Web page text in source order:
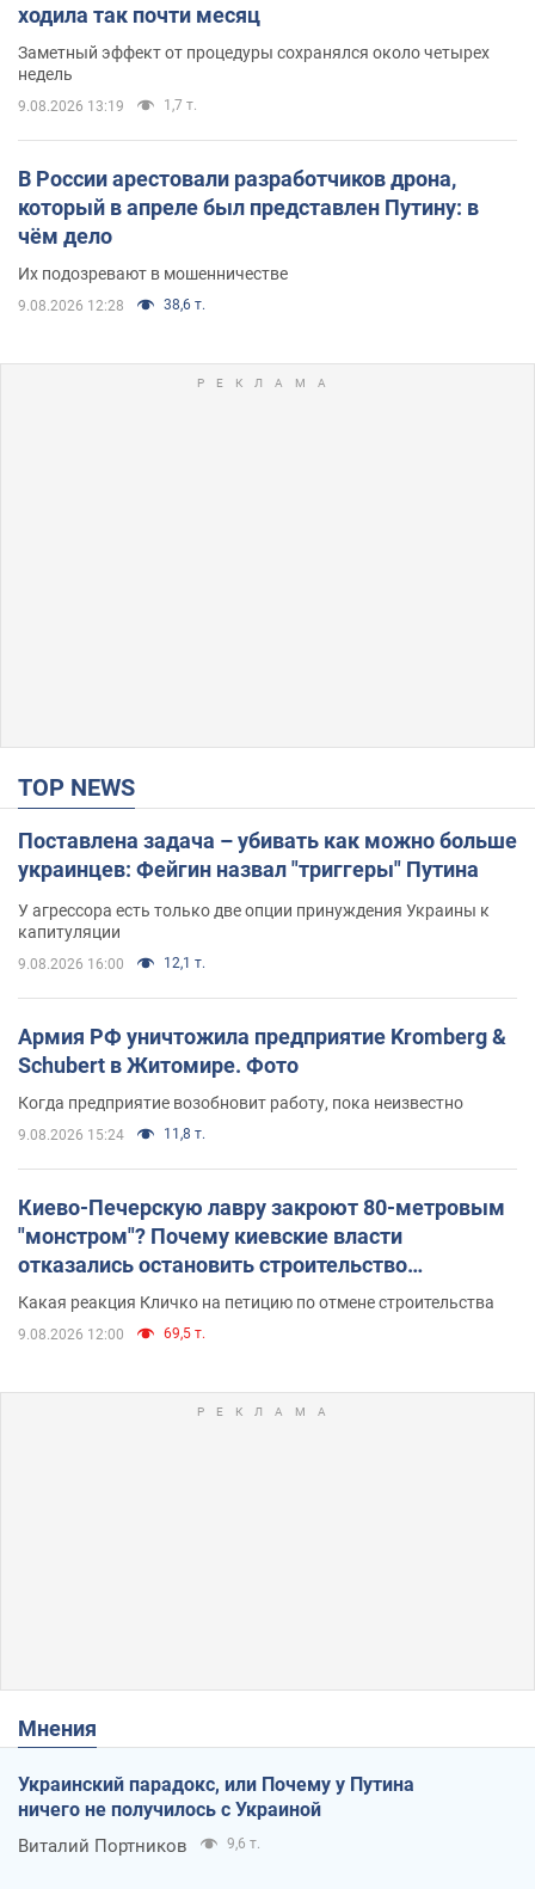
ходила так почти месяц
Заметный эффект от процедуры сохранялся около четырех
недель
9.08.2026 13:19 1,7 т.
В России арестовали разработчиков дрона,
который в апреле был представлен Путину: в
чём дело
Их подозревают в мошенничестве
9.08.2026 12:28 38,6 т.
TOP NEWS
Поставлена задача – убивать как можно больше
украинцев: Фейгин назвал "триггеры" Путина
У агрессора есть только две опции принуждения Украины к
капитуляции
9.08.2026 16:00 12,1 т.
Армия РФ уничтожила предприятие Kromberg &
Schubert в Житомире. Фото
Когда предприятие возобновит работу, пока неизвестно
9.08.2026 15:24 11,8 т.
Киево-Печерскую лавру закроют 80-метровым
"монстром"? Почему киевские власти
отказались остановить строительство
небоскреба "московского верующего"
Какая реакция Кличко на петицию по отмене строительства
9.08.2026 12:00 69,5 т.
Мнения
Украинский парадокс, или Почему у Путина
ничего не получилось с Украиной
Виталий Портников 9,6 т.